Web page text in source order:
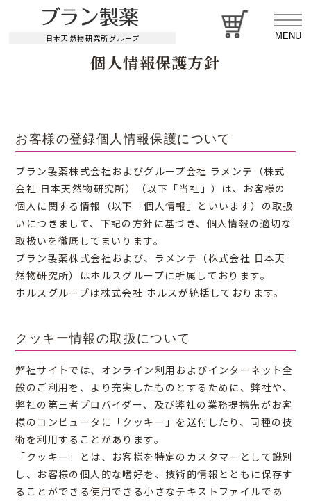
日本天然物研究所グループ MENU
個人情報保護方針
お客様の登録個人情報保護について
ブラン製薬株式会社およびグループ会社 ラメンテ（株式
会社 日本天然物研究所）（以下「当社」）は、お客様の
個人に関する情報（以下「個人情報」といいます）の取扱
いにつきまして、下記の方針に基づき、個人情報の適切な
取扱いを徹底してまいります。
ブラン製薬株式会社および、ラメンテ（株式会社 日本天
然物研究所）はホルスグループに所属しております。
ホルスグループは株式会社 ホルスが統括しております。
クッキー情報の取扱について
弊社サイトでは、オンライン利用およびインターネット全
般のご利用を、より充実したものとするために、弊社や、
弊社の第三者プロバイダー、及び弊社の業務提携先がお客
様のコンピュータに「クッキー」を送付したり、同種の技
術を利用することがあります。
「クッキー」とは、お客様を特定のカスタマーとして識別
し、お客様の個人的な嗜好を、技術的情報とともに保存す
ることができる使用できる小さなテキストファイルであ